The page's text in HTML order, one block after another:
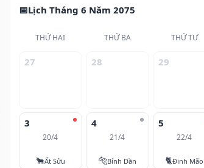
Lịch Tháng 6 Năm 2075
THỨ HAI THỨ BA THỨ TƯ
27 28 29
3
20/4
🐂Ất Sửu
4
21/4
🐅Bính Dần
5
22/4
🐈Đinh Mão